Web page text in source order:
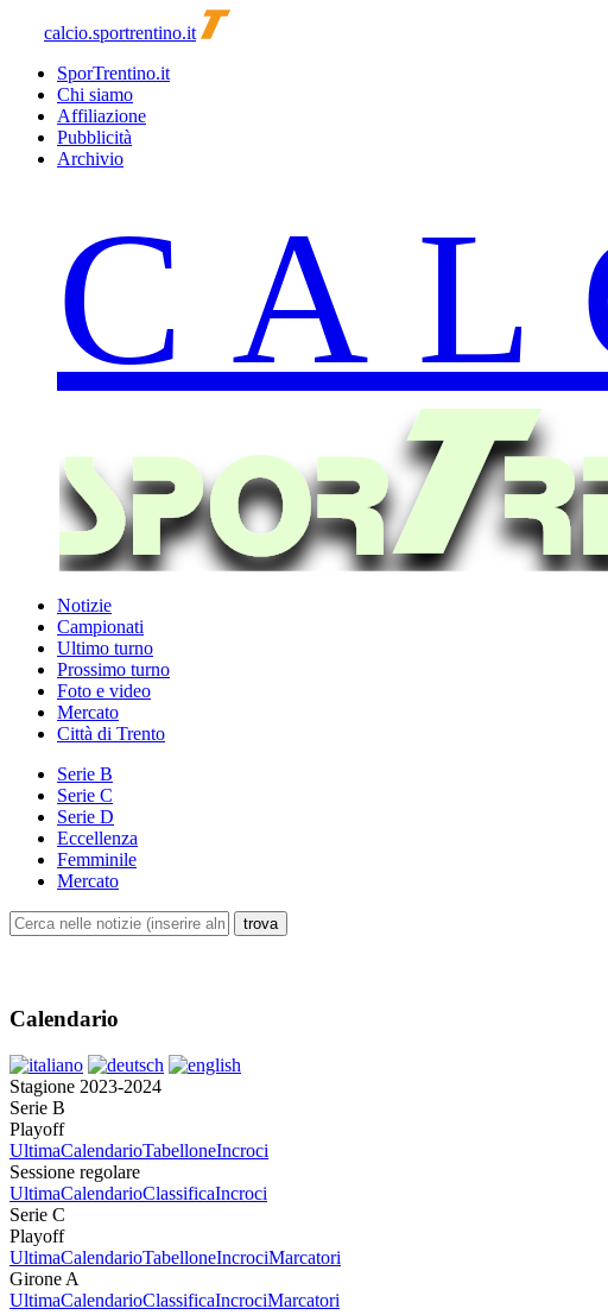
calcio.sportrentino.it
SporTrentino.it
Chi siamo
Affiliazione
Pubblicità
Archivio
Notizie
Campionati
Ultimo turno
Prossimo turno
Foto e video
Mercato
Città di Trento
Serie B
Serie C
Serie D
Eccellenza
Femminile
Mercato
Calendario
Stagione 2023-2024
Serie B
Playoff
UltimaCalendarioTabelloneIncroci
Sessione regolare
UltimaCalendarioClassificaIncroci
Serie C
Playoff
UltimaCalendarioTabelloneIncrociMarcatori
Girone A
UltimaCalendarioClassificaIncrociMarcatori